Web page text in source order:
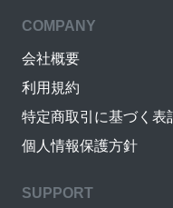
COMPANY
会社概要
利用規約
特定商取引に基づく表
個人情報保護方針
SUPPORT